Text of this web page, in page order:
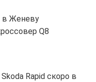
в Женеву
Q8
Rapid скоро в